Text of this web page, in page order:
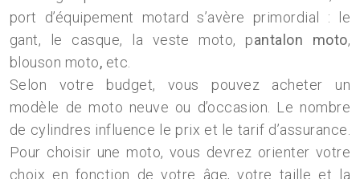
port d’équipement motard s’avère primordial : le
gant, le casque, la veste moto, pantalon moto,
blouson moto, etc.
Selon votre budget, vous pouvez acheter un
modèle de moto neuve ou d’occasion. Le nombre
de cylindres influence le prix et le tarif d’assurance.
Pour choisir une moto, vous devrez orienter votre
choix en fonction de votre âge, votre taille et la